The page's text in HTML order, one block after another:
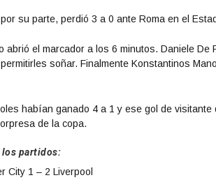
su parte, perdió 3 a 0 ante Roma en el
abrió el marcador a los 6 minutos. Daniele
soñar. Finalmente Konstantinos
habían ganado 4 a 1 y ese gol de
de la copa.
los partidos:
City 1 – 2 Liverpool